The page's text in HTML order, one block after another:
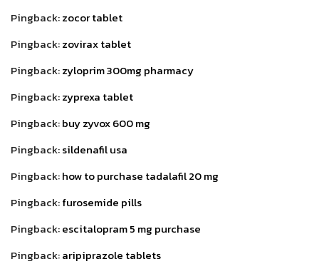
Pingback:zocor tablet
Pingback:zovirax tablet
Pingback:zyloprim 300mg pharmacy
Pingback:zyprexa tablet
Pingback:buy zyvox 600 mg
Pingback:sildenafil usa
Pingback:how to purchase tadalafil 20 mg
Pingback:furosemide pills
Pingback:escitalopram 5 mg purchase
Pingback:aripiprazole tablets